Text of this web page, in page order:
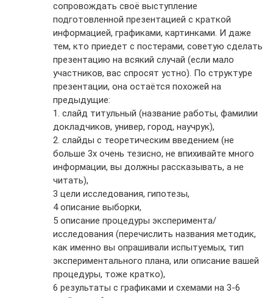
сопровождать своё выступление
подготовленной презентацией с краткой
информацией, графиками, картинками. И даже
тем, кто приедет с постерами, советую сделать
презентацию на всякий случай (если мало
участников, вас спросят устно). По структуре
презентации, она остаётся похожей на
предыдущие:
1. слайд титульный (название работы, фамилии
докладчиков, универ, город, научрук),
2. слайды с теоретическим введением (не
больше 3х очень тезисно, не впихивайте много
информации, вы должны рассказывать, а не
читать),
3 цели исследования, гипотезы,
4 описание выборки,
5 описание процедуры эксперимента/
исследования (перечислить названия методик,
как именно вы опрашивали испытуемых, тип
экспериментального плана, или описание вашей
процедуры, тоже кратко),
6 результаты с графиками и схемами на 3-6